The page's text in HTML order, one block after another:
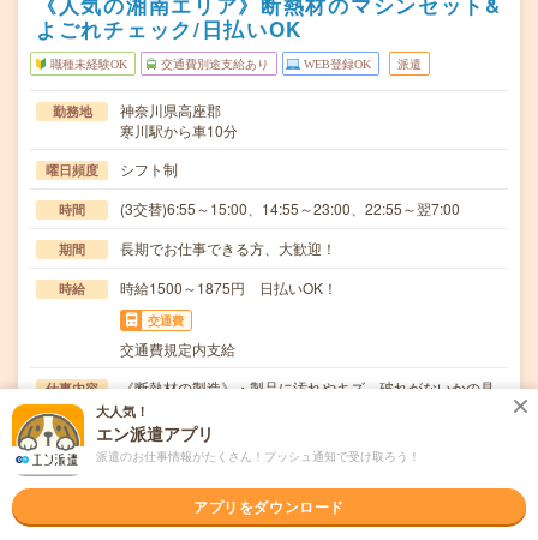
よごれチェック/日払いOK
職種未経験OK 交通費別途支給あり WEB登録OK 派遣
勤務地
神奈川県高座郡
寒川駅から車10分
曜日頻度 シフト制
時間 (3交替)6:55～15:00、14:55～23:00、22:55～翌7:00
期間 長期でお仕事できる方、大歓迎！
時給 時給1500～1875円 日払いOK！
交通費
交通費規定内支給
仕事内容
《断熱材の製造》・製品に汚れやキズ、破れがないかの見
た目チェック・マシン操作(製品のセット&取り出し…
応募資格
職種未経験OK / ブランクOK / パソコンスキル不要 / 英語力
不要
◆未経験OK！◆玉かけ・クレーンの免許ある方も活躍中！
〇まずは事前登録だけでもOK！履歴書不要で気軽…
大人気！
エン派遣アプリ
派遣のお仕事情報がたくさん！プッシュ通知で受け取ろう！
アプリをダウンロード